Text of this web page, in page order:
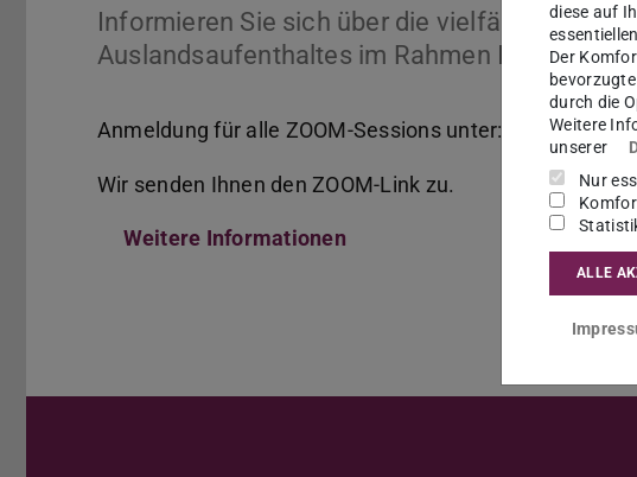
Informieren Sie sich über die vielfältigen
Auslandsaufenthaltes im Rahmen Ihres
Anmeldung für alle ZOOM-Sessions unter:
Wir senden Ihnen den ZOOM-Link zu.
Weitere Informationen
diese auf
Der
durch die
Weitere
unserer
Nur
ALLE